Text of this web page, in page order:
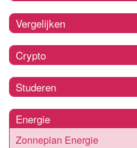
Vergelijken
Crypto
Studeren
Energie
Zonneplan Energie